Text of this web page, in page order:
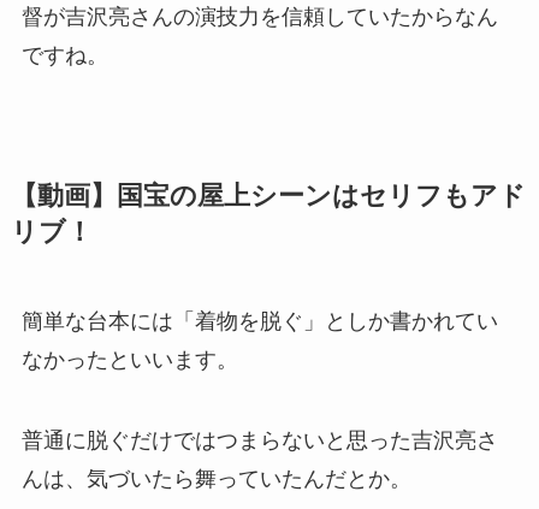
督が吉沢亮さんの演技力を信頼していたからなん
ですね。
【動画】国宝の屋上シーンはセリフもアド
リブ！
簡単な台本には「着物を脱ぐ」としか書かれてい
なかったといいます。
普通に脱ぐだけではつまらないと思った吉沢亮さ
んは、気づいたら舞っていたんだとか。